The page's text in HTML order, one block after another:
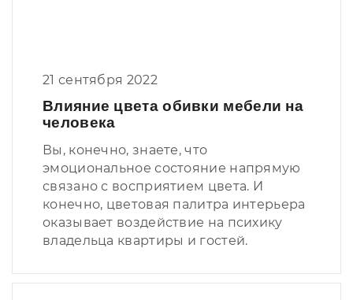
21 сентября 2022
Влияние цвета обивки мебели на
человека
Вы, конечно, знаете, что
эмоциональное состояние напрямую
связано с восприятием цвета. И
конечно, цветовая палитра интерьера
оказывает воздействие на психику
владельца квартиры и гостей.